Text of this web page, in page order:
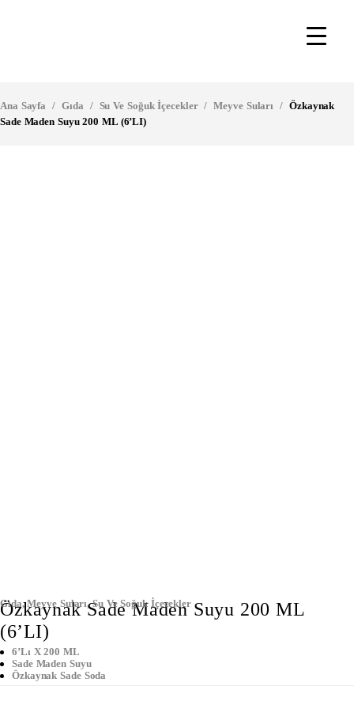
Ana Sayfa / Gıda / Su Ve Soğuk İçecekler / Meyve Suları / Özkaynak
Sade Maden Suyu 200 ML (6’LI)
Gıda,Meyve Suları,Su Ve Soğuk İçecekler
Özkaynak Sade Maden Suyu 200 ML
(6’LI)
6’lı X 200 ML
Sade Maden Suyu
Özkaynak Sade Soda